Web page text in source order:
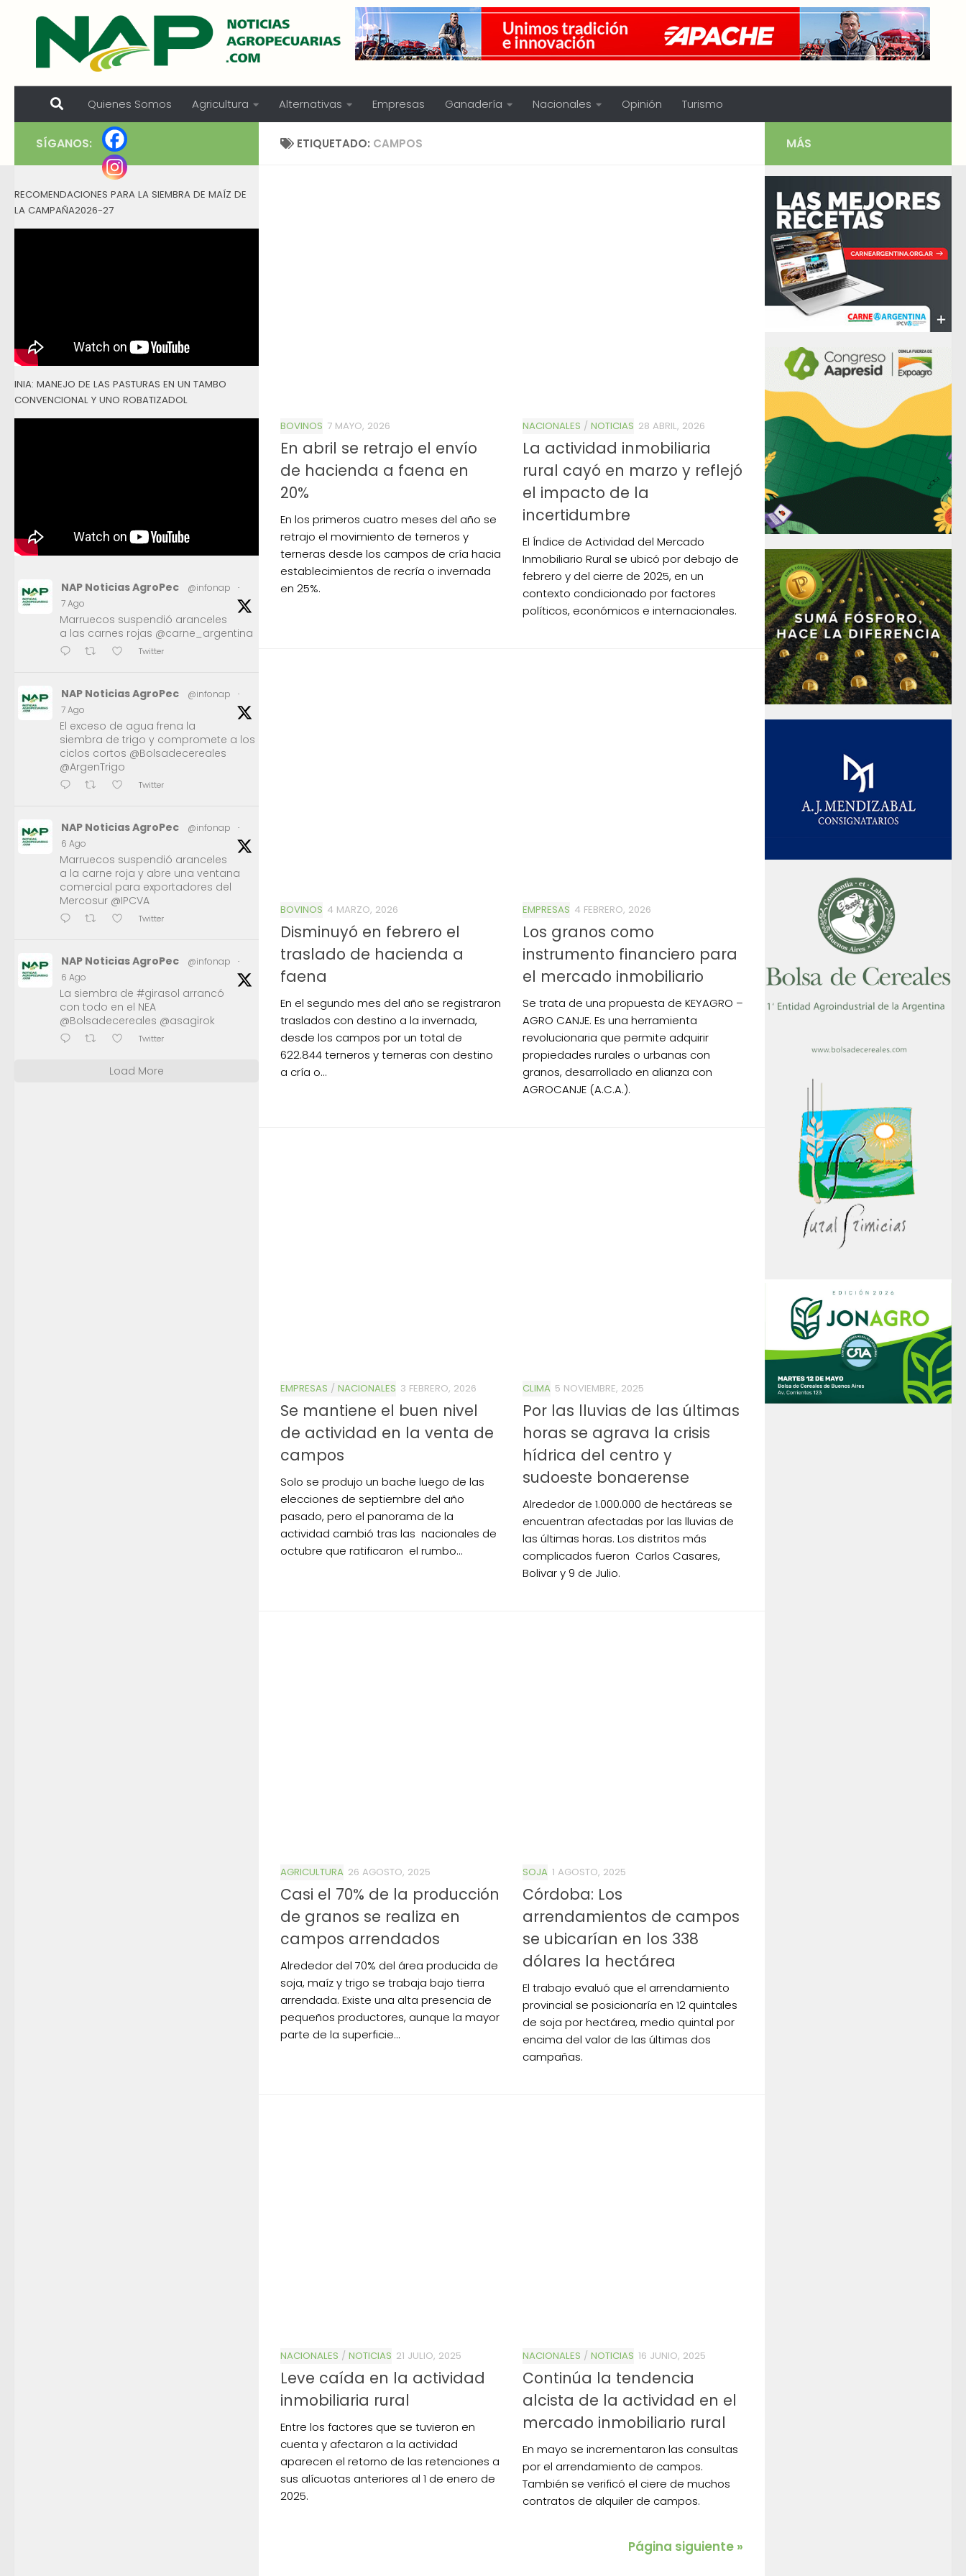
Skip to content
Quienes Somos Agricultura Alternativas Empresas Ganadería Nacionales Opinión Turismo
ETIQUETADO: CAMPOS
BOVINOS 7 MAYO, 2026
En abril se retrajo el envío
de hacienda a faena en
20%
En los primeros cuatro meses del año se
retrajo el movimiento de terneros y
terneras desde los campos de cría hacia
establecimientos de recría o invernada
en 25%.
NACIONALES / NOTICIAS 28 ABRIL, 2026
La actividad inmobiliaria
rural cayó en marzo y reflejó
el impacto de la
incertidumbre
El Índice de Actividad del Mercado
Inmobiliario Rural se ubicó por debajo de
febrero y del cierre de 2025, en un
contexto condicionado por factores
políticos, económicos e internacionales.
BOVINOS 4 MARZO, 2026
Disminuyó en febrero el
traslado de hacienda a
faena
En el segundo mes del año se registraron
traslados con destino a la invernada,
desde los campos por un total de
622.844 terneros y terneras con destino
a cría o...
EMPRESAS 4 FEBRERO, 2026
Los granos como
instrumento financiero para
el mercado inmobiliario
Se trata de una propuesta de KEYAGRO –
AGRO CANJE. Es una herramienta
revolucionaria que permite adquirir
propiedades rurales o urbanas con
granos, desarrollado en alianza con
AGROCANJE (A.C.A.).
EMPRESAS / NACIONALES 3 FEBRERO, 2026
Se mantiene el buen nivel
de actividad en la venta de
campos
Solo se produjo un bache luego de las
elecciones de septiembre del año
pasado, pero el panorama de la
actividad cambió tras las nacionales de
octubre que ratificaron el rumbo...
CLIMA 5 NOVIEMBRE, 2025
Por las lluvias de las últimas
horas se agrava la crisis
hídrica del centro y
sudoeste bonaerense
Alrededor de 1.000.000 de hectáreas se
encuentran afectadas por las lluvias de
las últimas horas. Los distritos más
complicados fueron Carlos Casares,
Bolivar y 9 de Julio.
AGRICULTURA 26 AGOSTO, 2025
Casi el 70% de la producción
de granos se realiza en
campos arrendados
Alrededor del 70% del área producida de
soja, maíz y trigo se trabaja bajo tierra
arrendada. Existe una alta presencia de
pequeños productores, aunque la mayor
parte de la superficie...
SOJA 1 AGOSTO, 2025
Córdoba: Los
arrendamientos de campos
se ubicarían en los 338
dólares la hectárea
El trabajo evaluó que el arrendamiento
provincial se posicionaría en 12 quintales
de soja por hectárea, medio quintal por
encima del valor de las últimas dos
campañas.
NACIONALES / NOTICIAS 21 JULIO, 2025
Leve caída en la actividad
inmobiliaria rural
Entre los factores que se tuvieron en
cuenta y afectaron a la actividad
aparecen el retorno de las retenciones a
sus alícuotas anteriores al 1 de enero de
2025.
NACIONALES / NOTICIAS 16 JUNIO, 2025
Continúa la tendencia
alcista de la actividad en el
mercado inmobiliario rural
En mayo se incrementaron las consultas
por el arrendamiento de campos.
También se verificó el ciere de muchos
contratos de alquiler de campos.
Página siguiente »
SÍGANOS:
RECOMENDACIONES PARA LA SIEMBRA DE MAÍZ DE
LA CAMPAÑA2026-27
INIA: MANEJO DE LAS PASTURAS EN UN TAMBO
CONVENCIONAL Y UNO ROBATIZADOL
NAP Noticias AgroPec @infonap
·
7 Ago
Marruecos suspendió aranceles
a las carnes rojas @carne_argentina
Twitter
NAP Noticias AgroPec @infonap
·
7 Ago
El exceso de agua frena la
siembra de trigo y compromete a los
ciclos cortos @Bolsadecereales
@ArgenTrigo
Twitter
NAP Noticias AgroPec @infonap
·
6 Ago
Marruecos suspendió aranceles
a la carne roja y abre una ventana
comercial para exportadores del
Mercosur @IPCVA
Twitter
NAP Noticias AgroPec @infonap
·
6 Ago
La siembra de #girasol arrancó
con todo en el NEA
@Bolsadecereales @asagirok
Twitter
Load More
MÁS